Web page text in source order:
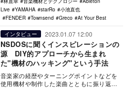
Live
YAMAHA starRo
小池直也
FENDER
Townsend Greco At Your Best
インタビュー 2023.01.07 12:00
NSDOSに聞くインスピレーションの
源 DIY的アプローチから生まれ
た"機材のハッキング"という手法
音楽家の経歴やターニングポイントなどを
使用機材や制作した楽曲とともに振り返る